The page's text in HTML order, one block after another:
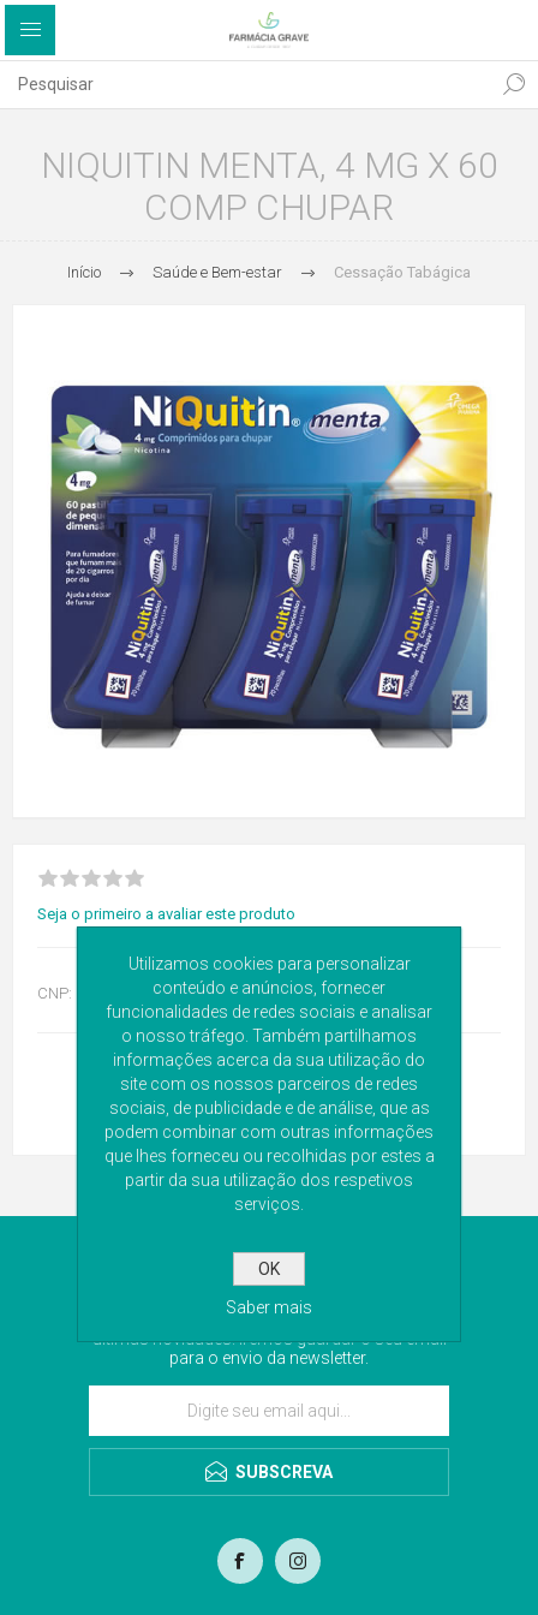
NIQUITIN MENTA, 4 MG X 60
COMP CHUPAR
Início Saúde e Bem-estar Cessação Tabágica
Seja o primeiro a avaliar este produto
CNP:
NEWSLETTER
Subscreva a nossa newsletter para receber as
últimas novidades. Iremos guardar o seu email
para o envio da newsletter.
SUBSCREVA
Utilizamos cookies para personalizar
conteúdo e anúncios, fornecer
funcionalidades de redes sociais e analisar
o nosso tráfego. Também partilhamos
informações acerca da sua utilização do
site com os nossos parceiros de redes
sociais, de publicidade e de análise, que as
podem combinar com outras informações
que lhes forneceu ou recolhidas por estes a
partir da sua utilização dos respetivos
serviços.
OK
Saber mais